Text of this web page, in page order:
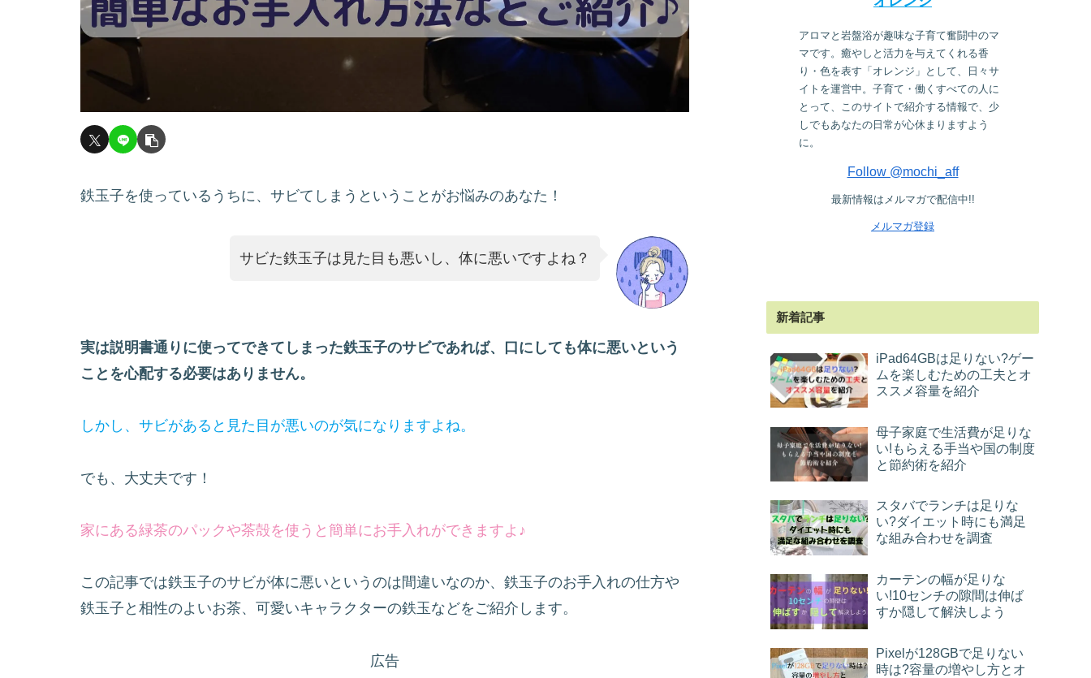
鉄玉子を使っているうちに、サビてしまうということがお悩みのあなた！
サビた鉄玉子は見た目も悪いし、体に悪いですよね？
実は説明書通りに使ってできてしまった鉄玉子のサビであれば、口にしても体に悪いという
ことを心配する必要はありません。
しかし、サビがあると見た目が悪いのが気になりますよね。
でも、大丈夫です！
家にある緑茶のパックや茶殻を使うと簡単にお手入れができますよ♪
この記事では鉄玉子のサビが体に悪いというのは間違いなのか、鉄玉子のお手入れの仕方や
鉄玉子と相性のよいお茶、可愛いキャラクターの鉄玉などをご紹介します。
広告
アロマと岩盤浴が趣味な子育て奮闘中のマ
マです。癒やしと活力を与えてくれる香
り・色を表す「オレンジ」として、日々サ
イトを運営中。子育て・働くすべての人に
とって、このサイトで紹介する情報で、少
しでもあなたの日常が心休まりますよう
に。
Follow @mochi_aff
最新情報はメルマガで配信中!!
メルマガ登録
新着記事
iPad64GBは足りない?ゲー
ムを楽しむための工夫とオ
ススメ容量を紹介
母子家庭で生活費が足りな
い!もらえる手当や国の制度
と節約術を紹介
スタバでランチは足りな
い?ダイエット時にも満足
な組み合わせを調査
カーテンの幅が足りな
い!10センチの隙間は伸ば
すか隠して解決しよう
Pixelが128GBで足りない
時は?容量の増やし方とオ